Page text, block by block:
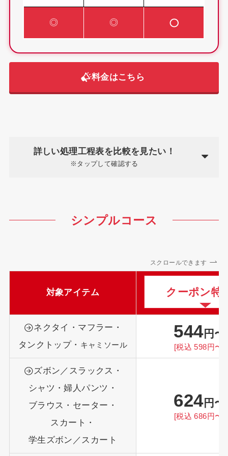
◎ ◎
料金はこちら
詳しい処理工程表を比較を見たい！
※タップして確認する
シンプルコース
スクロールできます
対象アイテム クーポン特
ネクタイ・マフラー・
タンクトップ・ キャミソール
544円〜
[税込 598円〜]
ズボン／スラックス・
シャツ・婦人パンツ・
ブラウス・セーター・
スカート・
学生ズボン／スカート
624円〜
[税込 686円〜]